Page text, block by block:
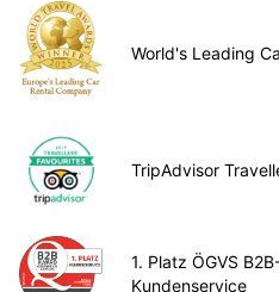
World's Leading
TripAdvisor
1. Platz ÖGVS
Kundenservice